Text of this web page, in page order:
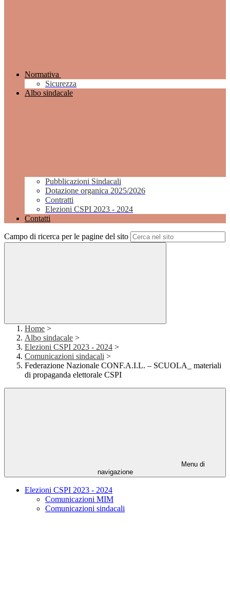
Normativa
Sicurezza
Albo sindacale
Pubblicazioni Sindacali
Dotazione organica 2025/2026
Contratti
Elezioni CSPI 2023 - 2024
Contatti
Campo di ricerca per le pagine del sito
Home >
Albo sindacale >
Elezioni CSPI 2023 - 2024 >
Comunicazioni sindacali >
Federazione Nazionale CONF.A.I.L. – SCUOLA_ materiali
di propaganda elettorale CSPI
Menu di
navigazione
Elezioni CSPI 2023 - 2024
Comunicazioni MIM
Comunicazioni sindacali